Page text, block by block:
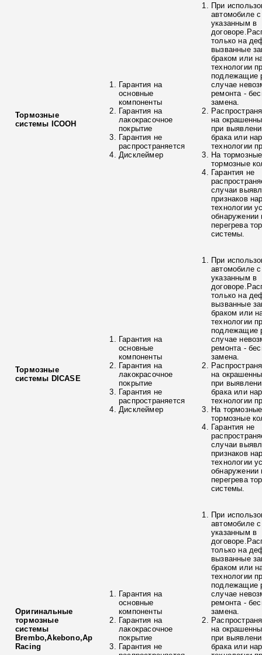
Тормозные
системы ICOOH
Гарантия на
основные
компоненты
Гарантия на
лакокрасочное
покрытие
Гарантия не
распространяется
Дисклеймер
При
автомобиле
указанным в
только на
вызванные
браком или
технологии
подлежащие
случае
ремонта -
замена.
на
при
брака или
технологии
На
тормозные
Гарантия не
случаи
признаков
технологии
обнаружении
перегрева
системы.
Тормозные
системы DICASE
Гарантия на
основные
компоненты
Гарантия на
лакокрасочное
покрытие
Гарантия не
распространяется
Дисклеймер
При
автомобиле
указанным в
только на
вызванные
браком или
технологии
подлежащие
случае
ремонта -
замена.
на
при
брака или
технологии
На
тормозные
Гарантия не
случаи
признаков
технологии
обнаружении
перегрева
системы.
Оригинальные
тормозные
системы
Brembo,Akebono,Ap
Racing
Гарантия на
основные
компоненты
Гарантия на
лакокрасочное
покрытие
Гарантия не
При
автомобиле
указанным в
только на
вызванные
браком или
технологии
подлежащие
случае
ремонта -
замена.
на
при
брака или